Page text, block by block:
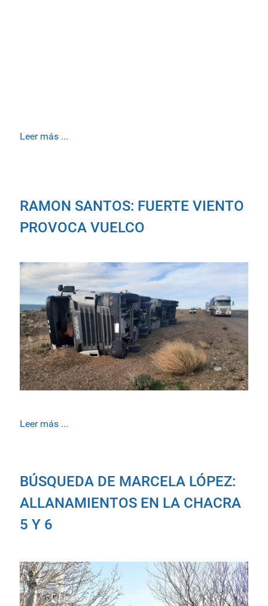
Leer más ...
RAMON SANTOS: FUERTE VIENTO
PROVOCA VUELCO
Leer más ...
BÚSQUEDA DE MARCELA LÓPEZ:
ALLANAMIENTOS EN LA CHACRA
5 Y 6